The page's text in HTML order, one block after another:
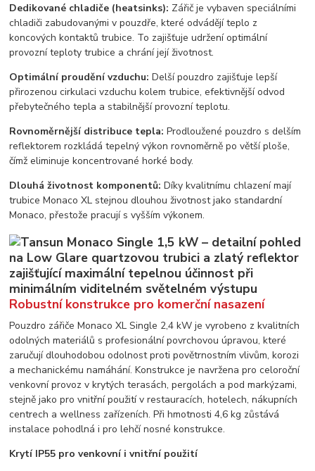
Dedikované chladiče (heatsinks): Zářič je vybaven speciálními
chladiči zabudovanými v pouzdře, které odvádějí teplo z
koncových kontaktů trubice. To zajišťuje udržení optimální
provozní teploty trubice a chrání její životnost.
Optimální proudění vzduchu: Delší pouzdro zajišťuje lepší
přirozenou cirkulaci vzduchu kolem trubice, efektivnější odvod
přebytečného tepla a stabilnější provozní teplotu.
Rovnoměrnější distribuce tepla: Prodloužené pouzdro s delším
reflektorem rozkládá tepelný výkon rovnoměrně po větší ploše,
čímž eliminuje koncentrované horké body.
Dlouhá životnost komponentů: Díky kvalitnímu chlazení mají
trubice Monaco XL stejnou dlouhou životnost jako standardní
Monaco, přestože pracují s vyšším výkonem.
Robustní konstrukce pro komerční nasazení
Pouzdro zářiče Monaco XL Single 2,4 kW je vyrobeno z kvalitních
odolných materiálů s profesionální povrchovou úpravou, které
zaručují dlouhodobou odolnost proti povětrnostním vlivům, korozi
a mechanickému namáhání. Konstrukce je navržena pro celoroční
venkovní provoz v krytých terasách, pergolách a pod markýzami,
stejně jako pro vnitřní použití v restauracích, hotelech, nákupních
centrech a wellness zařízeních. Při hmotnosti 4,6 kg zůstává
instalace pohodlná i pro lehčí nosné konstrukce.
Krytí IP55 pro venkovní i vnitřní použití